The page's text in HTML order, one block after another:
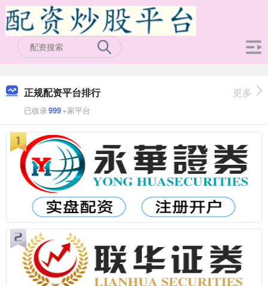
正规配资平台排行
已收录999+家平台
更多